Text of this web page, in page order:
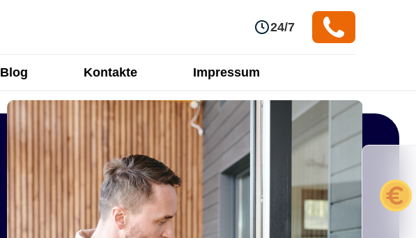
24/7
Blog Kontakte Impressum